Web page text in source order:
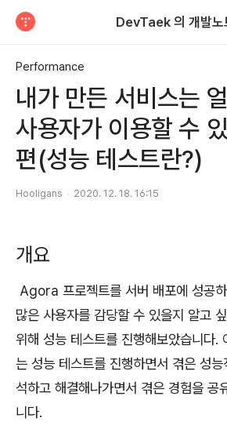
DevTaek 의 개발노
Performance
내가 만든 서비스는
사용자가 이용할 수
편(성능 테스트란?)
Hooligans 2020. 12. 18. 16:15
개요
Agora 프로젝트를 서버 배포에 성공
많은 사용자를 감당할 수 있을지 알고
위해 성능 테스트를 진행해보았습니다.
는 성능 테스트를 진행하면서 겪은 성
석하고 해결해나가면서 겪은 경험을 공
니다.